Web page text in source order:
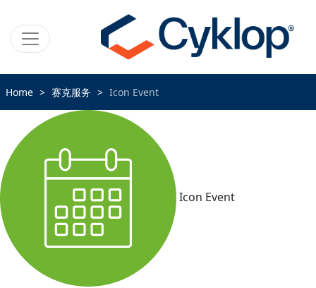
Home 赛克服务 Icon Event
Icon Event